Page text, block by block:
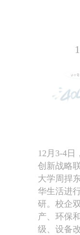
12月3-4日
创新战略
大学周捍
华生活进
研。校企
产、环保
级、设备